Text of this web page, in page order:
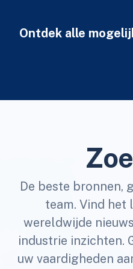
Ontdek alle
De beste bronnen,
team. Vind het
wereldwijde
industrie inzichten.
uw vaardigheden